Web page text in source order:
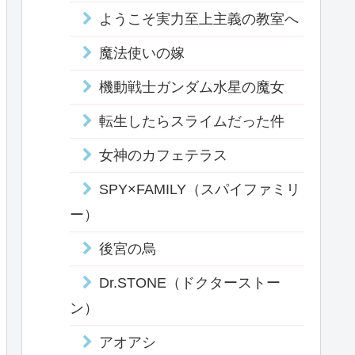
ようこそ実力至上主義の教室へ
魔法使いの嫁
機動戦士ガンダム水星の魔女
転生したらスライムだった件
女神のカフェテラス
SPY×FAMILY（スパイファミリ
ー）
後宮の烏
Dr.STONE（ドクターストー
ン）
アオアシ